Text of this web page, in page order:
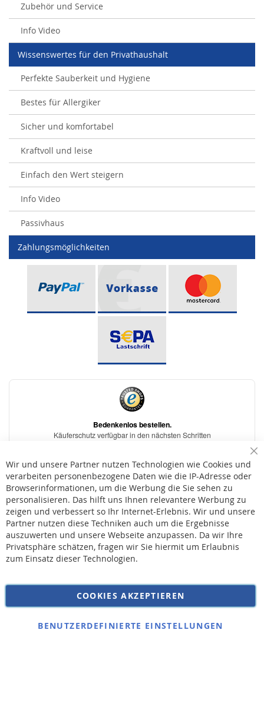
Zubehör und Service
Info Video
Wissenswertes für den Privathaushalt
Perfekte Sauberkeit und Hygiene
Bestes für Allergiker
Sicher und komfortabel
Kraftvoll und leise
Einfach den Wert steigern
Info Video
Passivhaus
Zahlungsmöglichkeiten
* Bei der Lieferung auf deutsche Inseln wird ein Inselzuschlag von 15,00 € auf die
Versandkosten erhoben.
AGB
Widerruf
Datenschutz
Impressum
Kontakt
Wir und unsere Partner nutzen Technologien wie Cookies und
verarbeiten personenbezogene Daten wie die IP-Adresse oder
Browserinformationen, um die Werbung die Sie sehen zu
personalisieren. Das hilft uns Ihnen relevantere Werbung zu
zeigen und verbessert so Ihr Internet-Erlebnis. Wir und unsere
Partner nutzen diese Techniken auch um die Ergebnisse
auszuwerten und unsere Webseite anzupassen. Da wir Ihre
Privatsphäre schätzen, fragen wir Sie hiermit um Erlaubnis
zum Einsatz dieser Technologien.
COOKIES AKZEPTIEREN
BENUTZERDEFINIERTE EINSTELLUNGEN